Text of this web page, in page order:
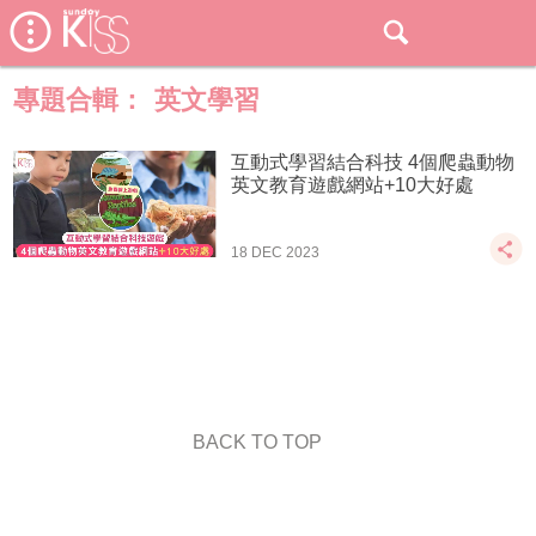
專題合輯： 英文學習
互動式學習結合科技 4個爬蟲動物
英文教育遊戲網站+10大好處
18 DEC 2023
BACK TO TOP